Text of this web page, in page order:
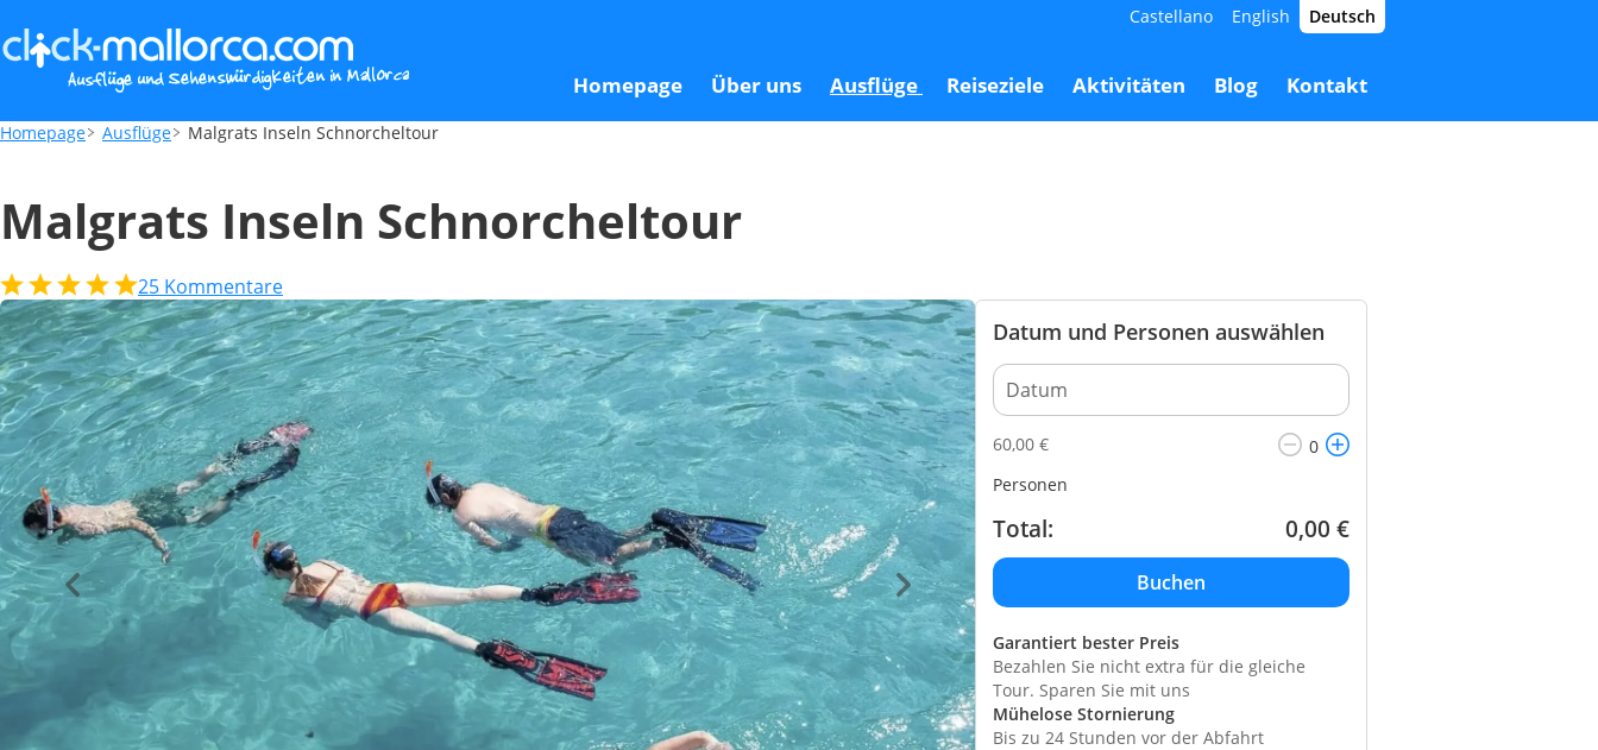
Homepage Über uns Ausflüge Reiseziele Aktivitäten Blog Kontakt
Castellano English Deutsch
Malgrats Inseln Schnorcheltour 60,00 € 0,00 € Buchen
Homepage Ausflüge Malgrats Inseln Schnorcheltour
Malgrats Inseln Schnorcheltour
25 Kommentare
Datum und Personen auswählen
60,00 €
Personen
Total: 0,00 €
Garantiert bester Preis
Bezahlen Sie nicht extra für die gleiche
Tour. Sparen Sie mit uns
Mühelose Stornierung
Bis zu 24 Stunden vor der Abfahrt